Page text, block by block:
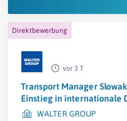
Direktbewerbung
vor 3 T
Transport Manager
Einstieg in internationale
WALTER GROUP